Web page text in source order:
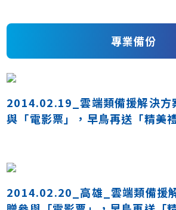
專業備份
2014.02.19_雲端類備援解決方
與「電影票」，早鳥再送「精美禮
2014.02.20_高雄_雲端類備援